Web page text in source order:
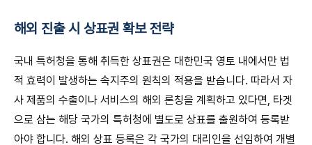
해외 진출 시 상표권 확보 전략
국내 특허청을 통해 취득한 상표권은 대한민국 영토 내에서만 법
적 효력이 발생하는 속지주의 원칙의 적용을 받습니다. 따라서 자
사 제품의 수출이나 서비스의 해외 론칭을 계획하고 있다면, 타겟
으로 삼는 해당 국가의 특허청에 별도로 상표를 출원하여 등록받
아야 합니다. 해외 상표 등록은 각 국가의 대리인을 선임하여 개별